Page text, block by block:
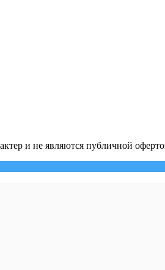
и не являются публичной